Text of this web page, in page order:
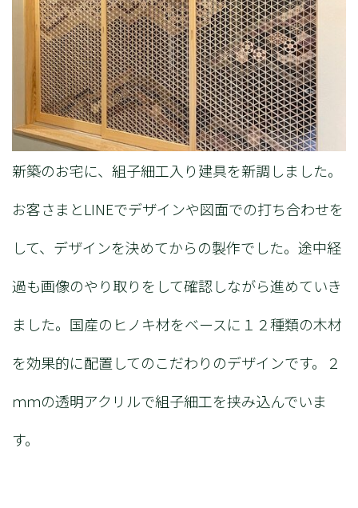
新築のお宅に、組子細工入り建具を新調しました。
お客さまとLINEでデザインや図面での打ち合わせを
して、デザインを決めてからの製作でした。途中経
過も画像のやり取りをして確認しながら進めていき
ました。国産のヒノキ材をベースに１２種類の木材
を効果的に配置してのこだわりのデザインです。２
ｍｍの透明アクリルで組子細工を挟み込んでいま
す。